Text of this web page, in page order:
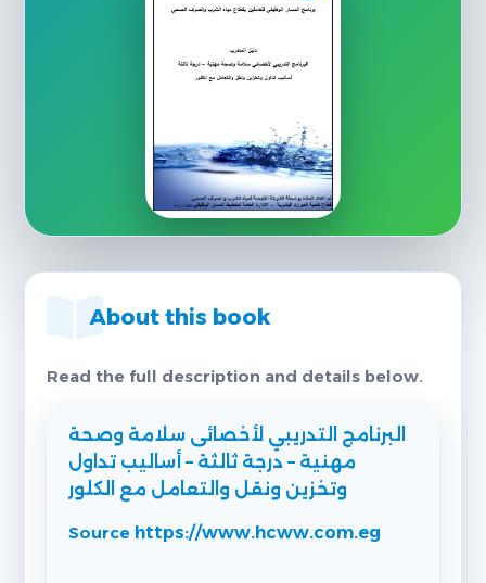
About this book
Read the full description and details below.
البرنامج التدريبي لأخصائى سلامة وصحة
مهنية – درجة ثالثة – أساليب تداول
وتخزين ونقل والتعامل مع الكلور
Source https://www.hcww.com.eg